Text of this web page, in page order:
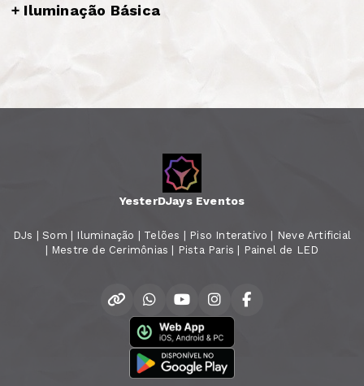
+ Iluminação Básica
YesterDJays Eventos
DJs | Som | Iluminação | Telões | Piso Interativo | Neve Artificial
| Mestre de Cerimônias | Pista Paris | Painel de LED